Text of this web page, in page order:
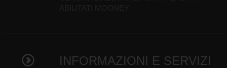
INFORMAZIONI E SERVIZI